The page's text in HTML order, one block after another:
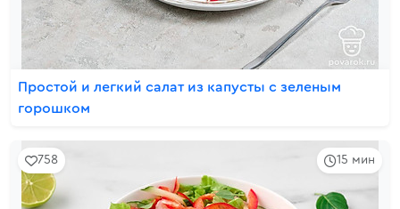
Простой и легкий салат из капусты с зеленым
горошком
15 мин
758